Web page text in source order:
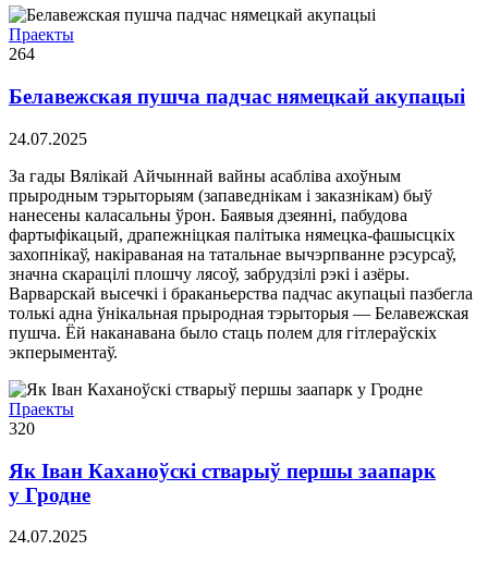
Праекты
264
Белавежская пушча падчас нямецкай акупацыі
24.07.2025
За гады Вялікай Айчыннай вайны асабліва ахоўным
прыродным тэрыторыям (запаведнікам і заказнікам) быў
нанесены каласальны ўрон. Баявыя дзеянні, пабудова
фартыфікацый, драпежніцкая палітыка нямецка-фашысцкіх
захопнікаў, накіраваная на татальнае вычэрпванне рэсурсаў,
значна скарацілі плошчу лясоў, забрудзілі рэкі і азёры.
Варварскай высечкі і браканьерства падчас акупацыі пазбегла
толькі адна ўнікальная прыродная тэрыторыя — Белавежская
пушча. Ёй наканавана было стаць полем для гітлераўскіх
экперыментаў.
Праекты
320
Як Іван Каханоўскі стварыў першы заапарк
у Гродне
24.07.2025